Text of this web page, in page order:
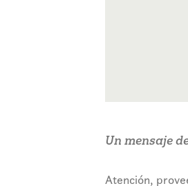
Un mensaje
Atención,